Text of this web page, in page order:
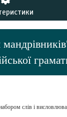
слів і